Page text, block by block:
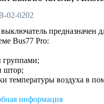
02-0202
предназначен
Bus77 Pro:
группами;
штор;
температуры воздуха в
информация